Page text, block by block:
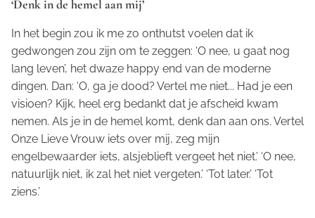
‘Denk in de hemel aan mij’
In het begin zou ik me zo onthutst voelen dat ik
gedwongen zou zijn om te zeggen: ‘O nee, u gaat nog
lang leven’, het dwaze happy end van de moderne
dingen. Dan: ‘O, ga je dood? Vertel me niet... Had je een
visioen? Kijk, heel erg bedankt dat je afscheid kwam
nemen. Als je in de hemel komt, denk dan aan ons. Vertel
Onze Lieve Vrouw iets over mij, zeg mijn
engelbewaarder iets, alsjeblieft vergeet het niet.’ ‘O nee,
natuurlijk niet, ik zal het niet vergeten.’ ‘Tot later.’ ‘Tot
ziens.’